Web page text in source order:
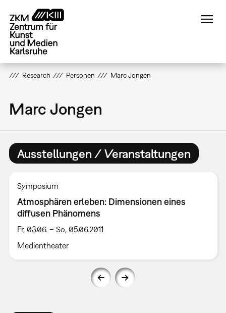
zum
Inhalt
Research Personen Marc Jongen
Marc Jongen
Ausstellungen / Veranstaltungen
Symposium
Atmosphären erleben: Dimensionen eines
diffusen Phänomens
Fr, 03.06. – So, 05.06.2011
Medientheater